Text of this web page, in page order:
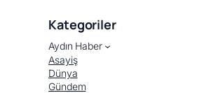
Kategoriler
Aydın Haber
Asayiş
Dünya
Gündem